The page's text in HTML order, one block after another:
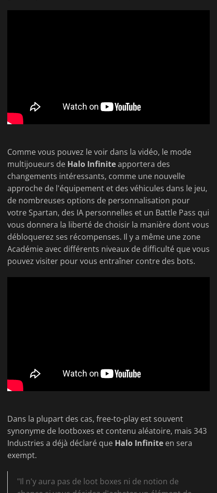
Comme vous pouvez le voir dans la vidéo, le mode
multijoueurs de Halo Infiniteapportera des
changements intéressants, comme une nouvelle
approche de l'équipement et des véhicules dans le jeu,
de nombreuses options de personnalisation pour
votre Spartan, des IA personnelles et un Battle Pass qui
vous donnera la liberté de choisir la manière dont vous
débloquerez ses récompenses. Il y a même une zone
Académie avec différents niveaux de difficulté que vous
pouvez visiter pour vous entraîner contre des bots.
Dans la plupart des cas, free-to-play est souvent
synonyme de lootboxes et contenu aléatoire, mais 343
Industries a déjà déclaré que Halo Infinite en sera
exempt.
"Il n'y aura pas de loot boxes ni de notion de